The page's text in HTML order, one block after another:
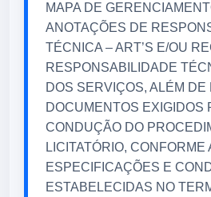
MAPA DE
ANOTAÇÕES DE
TÉCNICA – ART’S E/OU
RESPONSABILIDADE
DOS SERVIÇOS, ALÉM DE
DOCUMENTOS EXIGIDOS
CONDUÇÃO DO
LICITATÓRIO, CONFORME
ESPECIFICAÇÕES E
ESTABELECIDAS NO